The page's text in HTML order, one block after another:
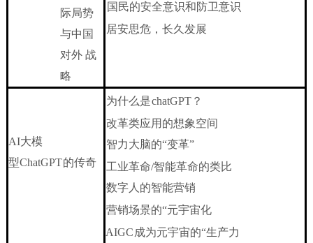
际局势
与中国
对外 战
略
国民的安全意识和防卫意识
居安思危，长久发展
AI大模
型ChatGPT的传奇
为什么是chatGPT？
改革类应用的想象空间
智力大脑的“变革”
工业革命/智能革命的类比
数字人的智能营销
营销场景的“元宇宙化
AIGC成为元宇宙的“生产力